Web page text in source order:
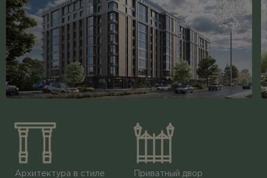
Архитектура в стиле Приватный двор